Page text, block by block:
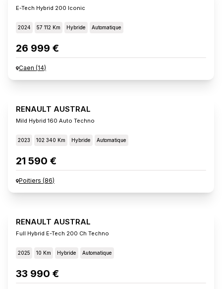
E-Tech Hybrid 200 Iconic
2024 57 112 Km Hybride Automatique
26 999 €
Caen (14)
RENAULT AUSTRAL
Mild Hybrid 160 Auto Techno
2023 102 340 Km Hybride Automatique
21 590 €
Poitiers (86)
RENAULT AUSTRAL
Full Hybrid E-Tech 200 Ch Techno
2025 10 Km Hybride Automatique
33 990 €